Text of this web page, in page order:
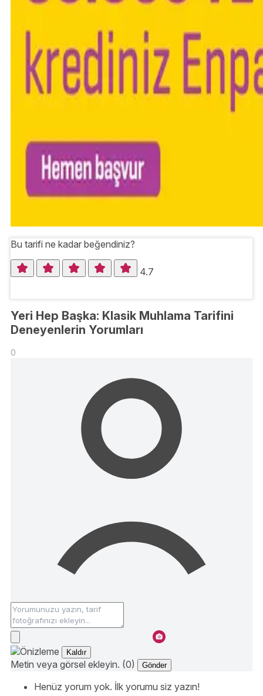
Bu tarifi ne kadar beğendiniz?
4.7
Yeri Hep Başka: Klasik Muhlama Tarifini
Deneyenlerin Yorumları
0
Kaldır
Metin veya görsel ekleyin. (0) Gönder
Henüz yorum yok. İlk yorumu siz yazın!